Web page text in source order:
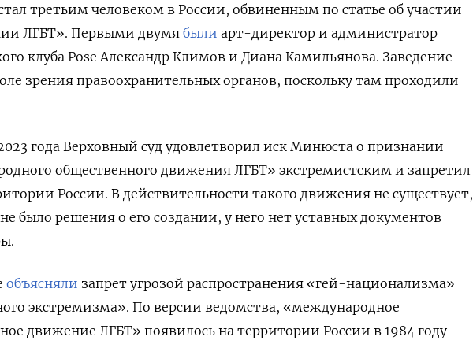
третьим человеком в России, обвиненным по статье об участии
ЛГБТ». Первыми двумя были арт-директор и администратор
клуба Pose Александр Климов и Диана Камильянова. Заведение
зрения правоохранительных органов, поскольку там проходили
года Верховный суд удовлетворил иск Минюста о признании
общественного движения ЛГБТ» экстремистским и запретил
России. В действительности такого движения не существует,
было решения о его создании, у него нет уставных документов
объясняли запрет угрозой распространения «гей-национализма»
экстремизма». По версии ведомства, «международное
движение ЛГБТ» появилось на территории России в 1984 году